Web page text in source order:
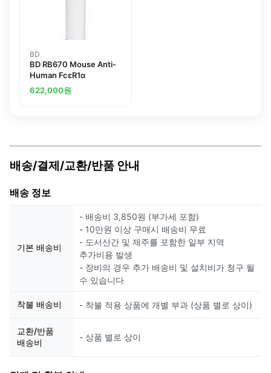
BD
BD RB670 Mouse Anti-
Human FcεR1α
622,000원
배송/결제/교환/반품 안내
배송 정보
기본 배송비
- 배송비 3,850원 (부가세 포함)
- 10만원 이상 구매시 배송비 무료
- 도서산간 및 제주를 포함한 일부 지역
추가비용 발생
- 장비의 경우 추가 배송비 및 설치비가 청구 될
수 있습니다
착불 배송비 - 착불 적용 상품에 개별 부과 (상품 별로 상이)
교환/반품
배송비
- 상품 별로 상이